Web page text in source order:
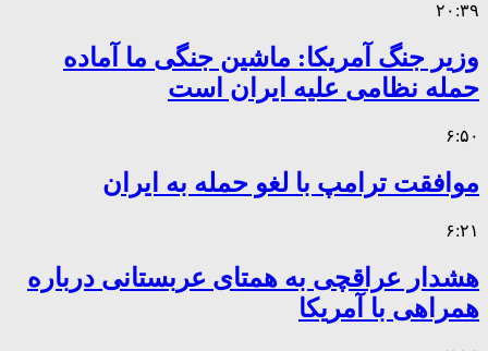
۲۰:۳۹
وزیر جنگ آمریکا: ماشین جنگی ما آماده
حمله نظامی علیه ایران است
۶:۵۰
موافقت ترامپ با لغو حمله به ایران
۶:۲۱
هشدار عراقچی به همتای عربستانی درباره
همراهی با آمریکا